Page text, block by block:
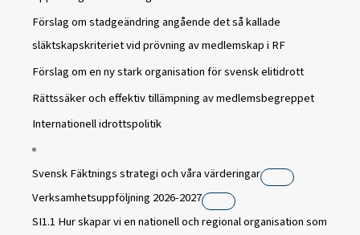
Förslag om stadgeändring angående det så kallade
släktskapskriteriet vid prövning av medlemskap i RF
Förslag om en ny stark organisation för svensk elitidrott
Rättssäker och effektiv tillämpning av medlemsbegreppet
Internationell idrottspolitik
Svensk Fäktnings strategi och våra värderingar
Verksamhetsuppföljning 2026-2027
SI1.1 Hur skapar vi en nationell och regional organisation som